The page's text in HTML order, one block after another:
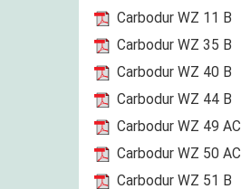
Carbodur WZ 11 B
Carbodur WZ 35 B
Carbodur WZ 40 B
Carbodur WZ 44 B
Carbodur WZ 49 AC
Carbodur WZ 50 AC
Carbodur WZ 51 B